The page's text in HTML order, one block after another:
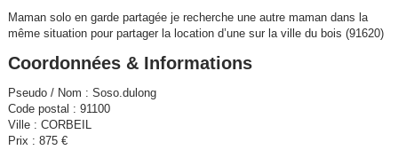
Maman solo en garde partagée je recherche une autre maman dans la
même situation pour partager la location d’une sur la ville du bois (91620)
Coordonnées & Informations
Pseudo / Nom : Soso.dulong
Code postal : 91100
Ville : CORBEIL
Prix : 875 €